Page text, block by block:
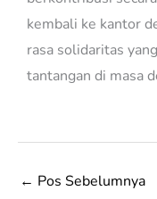
kembali ke kantor
rasa solidaritas
tantangan di masa
← Pos Sebelumnya